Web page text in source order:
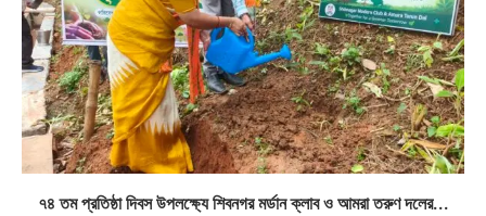
৭৪ তম প্রতিষ্ঠা দিবস উপলক্ষ্যে শিবনগর মর্ডান ক্লাব ও আমরা তরুণ দলের...